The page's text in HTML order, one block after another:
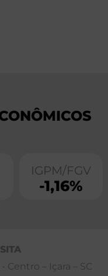
IGPM/FGV
-1,16%
Centro – Içara – SC